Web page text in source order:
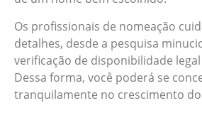
Os profissionais de nomeação
detalhes, desde a pesquisa
verificação de disponibilidade
Dessa forma, você poderá se
tranquilamente no crescimento